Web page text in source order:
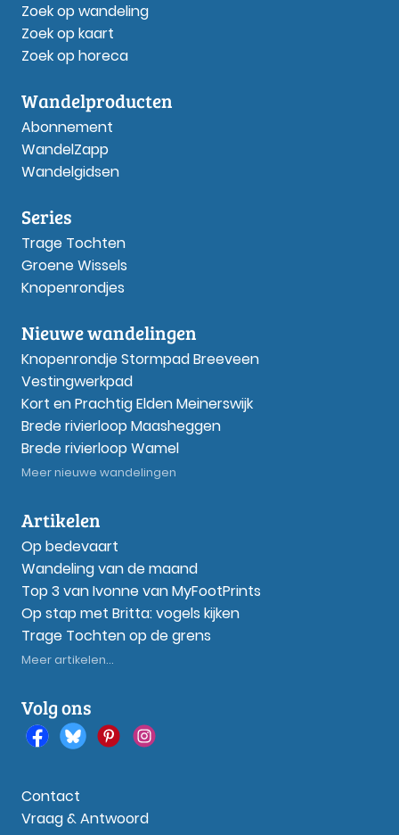
Zoek op wandeling
Zoek op kaart
Zoek op horeca
Wandelproducten
Abonnement
WandelZapp
Wandelgidsen
Series
Trage Tochten
Groene Wissels
Knopenrondjes
Nieuwe wandelingen
Knopenrondje Stormpad Breeveen
Vestingwerkpad
Kort en Prachtig Elden Meinerswijk
Brede rivierloop Maasheggen
Brede rivierloop Wamel
Meer nieuwe wandelingen
Artikelen
Op bedevaart
Wandeling van de maand
Top 3 van Ivonne van MyFootPrints
Op stap met Britta: vogels kijken
Trage Tochten op de grens
Meer artikelen...
Volg ons
Contact
Vraag & Antwoord